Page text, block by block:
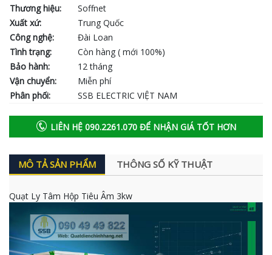
Thương hiệu:
Soffnet
Xuất xứ:
Trung Quốc
Công nghệ:
Đài Loan
Tình trạng:
Còn hàng ( mới 100%)
Bảo hành:
12 tháng
Vận chuyển:
Miễn phí
Phân phối:
SSB ELECTRIC VIỆT NAM
LIÊN HỆ 090.2261.070 ĐỂ NHẬN GIÁ TỐT HƠN
MÔ TẢ SẢN PHẨM THÔNG SỐ KỸ THUẬT
Quạt Ly Tâm Hộp Tiêu Âm 3kw